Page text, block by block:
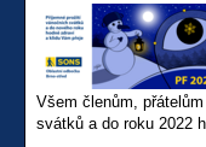
Všem členům,
svátků a do roku 2022